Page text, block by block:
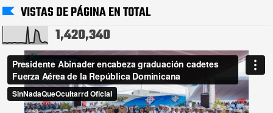
VISTAS DE PÁGINA EN TOTAL
1,420,340